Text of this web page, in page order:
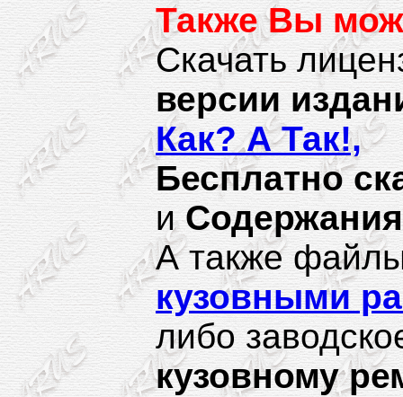
Также Вы
Скачать
версии
Как? А Так!,
Бесплатно
иСодержания
А также
кузовными
либо
кузовному